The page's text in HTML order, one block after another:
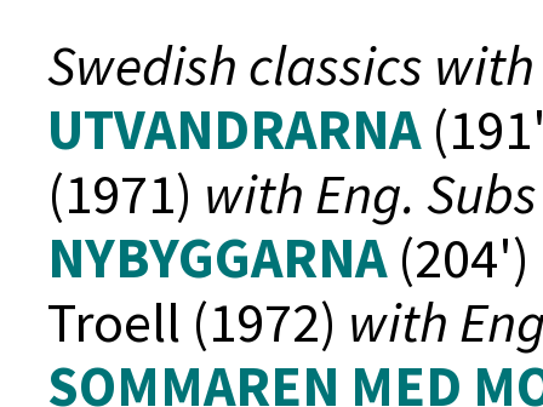
Swedish classics
UTVANDRARNA
(1971) with Eng. Subs
NYBYGGARNA(204')
Troell (1972) with
SOMMAREN MED